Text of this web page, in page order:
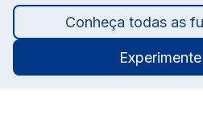
Conheça todas as